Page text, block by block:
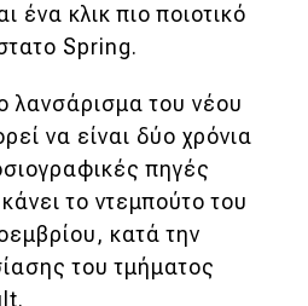
ένα κλικ πιο ποιοτικό
Spring.
λανσάρισμα του νέου
να είναι δύο χρόνια
πηγές
το ντεμπούτο του
κατά την
του τμήματος